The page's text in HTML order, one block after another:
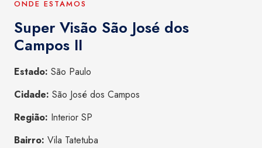
ONDE ESTAMOS
Super Visão São José dos
Campos II
Estado: São Paulo
Cidade: São José dos Campos
Região: Interior SP
Bairro: Vila Tatetuba